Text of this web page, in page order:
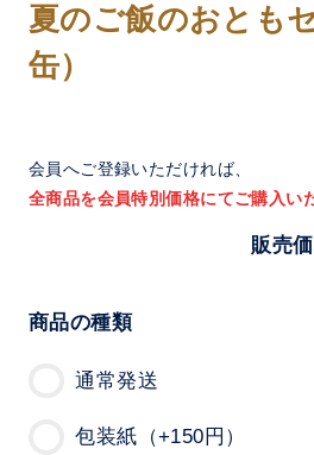
夏のご飯のおとも
缶）
会員へご登録いただければ、
全商品を会員特別価格にてご購入い
販売
商品の種類
通常発送
包装紙（+150円）